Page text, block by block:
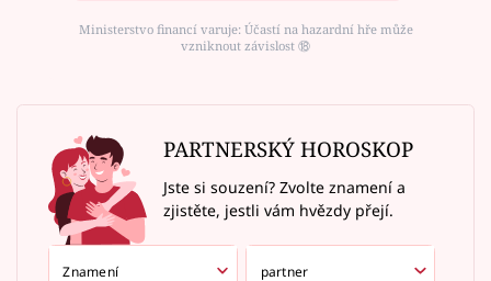
Ministerstvo financí varuje: Účastí na hazardní hře může
vzniknout závislost ⑱
PARTNERSKÝ HOROSKOP
Jste si souzení? Zvolte znamení a
zjistěte, jestli vám hvězdy přejí.